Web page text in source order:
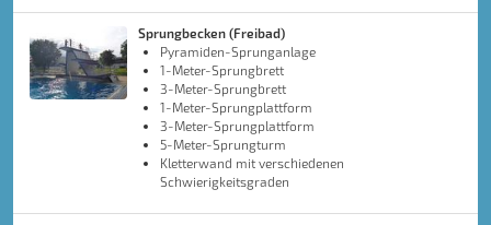
Sprungbecken (Freibad)
Pyramiden-Sprunganlage
1-Meter-Sprungbrett
3-Meter-Sprungbrett
1-Meter-Sprungplattform
3-Meter-Sprungplattform
5-Meter-Sprungturm
Kletterwand mit verschiedenen
Schwierigkeitsgraden